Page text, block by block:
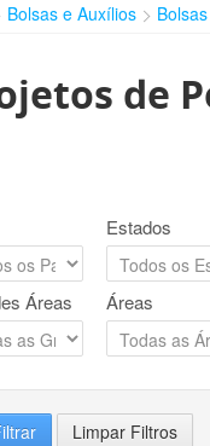
Bolsas e Auxílios
de
Estados
Áreas Áreas
Limpar Filtros